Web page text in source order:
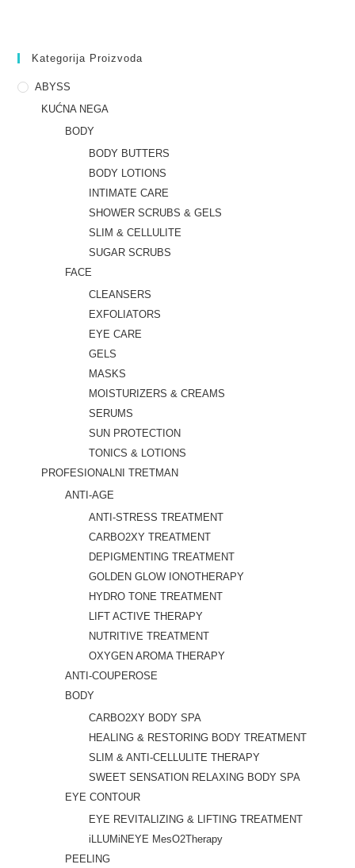
Kategorija Proizvoda
ABYSS
KUĆNA NEGA
BODY
BODY BUTTERS
BODY LOTIONS
INTIMATE CARE
SHOWER SCRUBS & GELS
SLIM & CELLULITE
SUGAR SCRUBS
FACE
CLEANSERS
EXFOLIATORS
EYE CARE
GELS
MASKS
MOISTURIZERS & CREAMS
SERUMS
SUN PROTECTION
TONICS & LOTIONS
PROFESIONALNI TRETMAN
ANTI-AGE
ANTI-STRESS TREATMENT
CARBO2XY TREATMENT
DEPIGMENTING TREATMENT
GOLDEN GLOW IONOTHERAPY
HYDRO TONE TREATMENT
LIFT ACTIVE THERAPY
NUTRITIVE TREATMENT
OXYGEN AROMA THERAPY
ANTI-COUPEROSE
BODY
CARBO2XY BODY SPA
HEALING & RESTORING BODY TREATMENT
SLIM & ANTI-CELLULITE THERAPY
SWEET SENSATION RELAXING BODY SPA
EYE CONTOUR
EYE REVITALIZING & LIFTING TREATMENT
iLLUMiNEYE MesO2Therapy
PEELING